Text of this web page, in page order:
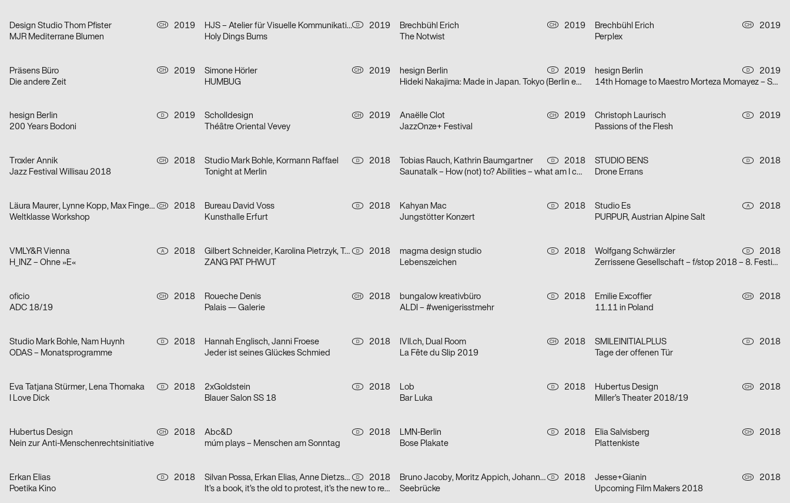
Design Studio Thom Pfister CH
2019
MJR Mediterrane Blumen
HJS – Atelier für Visuelle Kommunikation D
2019
Holy Dings Bums
Brechbühl Erich CH
2019
The Notwist
Brechbühl Erich CH
2019
Perplex
Präsens Büro CH
2019
Die andere Zeit
Simone Hörler CH
2019
HUMBUG
hesign Berlin D
2019
Hideki Nakajima: Made in Japan. Tokyo (Berlin edition)
hesign Berlin D
2019
14th Homage to Maestro Morteza Momayez – Solo exhibition of Jianping He’s works in Tehran
hesign Berlin D
2019
200 Years Bodoni
Scholldesign CH
2019
Théâtre Oriental Vevey
Anaëlle Clot CH
2019
JazzOnze+ Festival
Christoph Laurisch D
2019
Passions of the Flesh
Troxler Annik CH
2018
Jazz Festival Willisau 2018
Studio Mark Bohle, Kormann Raffael D
2018
Tonight at Merlin
Tobias Rauch, Kathrin Baumgartner D
2018
Saunatalk – How (not) to? Abilities – what am I capable to?
STUDIO BENS D
2018
Drone Errans
Läura Maurer, Lynne Kopp, Max Fingerhuth CH
2018
Weltklasse Workshop
Bureau David Voss D
2018
Kunsthalle Erfurt
Kahyan Mac D
2018
Jungstötter Konzert
Studio Es A
2018
PURPUR, Austrian Alpine Salt
VMLY&R Vienna A
2018
H_INZ – Ohne »E«
Gilbert Schneider, Karolina Pietrzyk, Tobias Wenig D
2018
ZANG PAT PHWUT
magma design studio D
2018
Lebenszeichen
Wolfgang Schwärzler D
2018
Zerrissene Gesellschaft – f/stop 2018 – 8. Festival für Fotografie Leipzig
oficio CH
2018
ADC 18/19
Roueche Denis CH
2018
Palais — Galerie
bungalow kreativbüro D
2018
ALDI – #wenigerisstmehr
Emilie Excoffier CH
2018
11.11 in Poland
Studio Mark Bohle, Nam Huynh D
2018
ODAS – Monatsprogramme
Hannah Englisch, Janni Froese D
2018
Jeder ist seines Glückes Schmied
IVII.ch, Dual Room CH
2018
La Fête du Slip 2019
SMILEINITIALPLUS D
2018
Tage der offenen Tür
Eva Tatjana Stürmer, Lena Thomaka D
2018
I Love Dick
2xGoldstein D
2018
Blauer Salon SS 18
Lob D
2018
Bar Luka
Hubertus Design CH
2018
Miller’s Theater 2018/19
Hubertus Design CH
2018
Nein zur Anti-Menschenrechtsinitiative
Abc&D D
2018
múm plays – Menschen am Sonntag
LMN-Berlin D
2018
Bose Plakate
Elia Salvisberg CH
2018
Plattenkiste
Erkan Elias D
2018
Poetika Kino
Silvan Possa, Erkan Elias, Anne Dietzsch D
2018
It’s a book, it’s the old to protest, it’s the new to request
Bruno Jacoby, Moritz Appich, Johanna Schäfer D
2018
Seebrücke
Jesse+Gianin CH
2018
Upcoming Film Makers 2018